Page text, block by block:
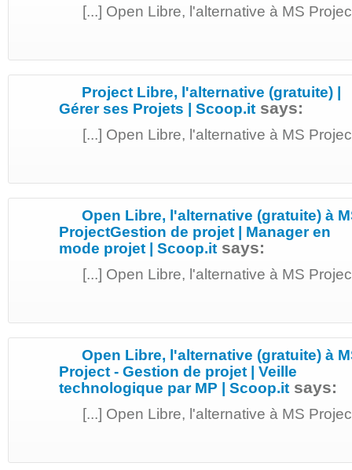
[...] Open Libre, l'alternative à MS
Project Libre, l'alternative (gratuite) |
Gérer ses Projets | Scoop.it says:
[...] Open Libre, l'alternative à MS
Open Libre, l'alternative (gratuite) à
ProjectGestion de projet | Manager en
mode projet | Scoop.it says:
[...] Open Libre, l'alternative à MS
Open Libre, l'alternative (gratuite) à
Project - Gestion de projet | Veille
technologique par MP | Scoop.it says:
[...] Open Libre, l'alternative à MS